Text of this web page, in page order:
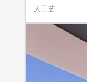
人工芝